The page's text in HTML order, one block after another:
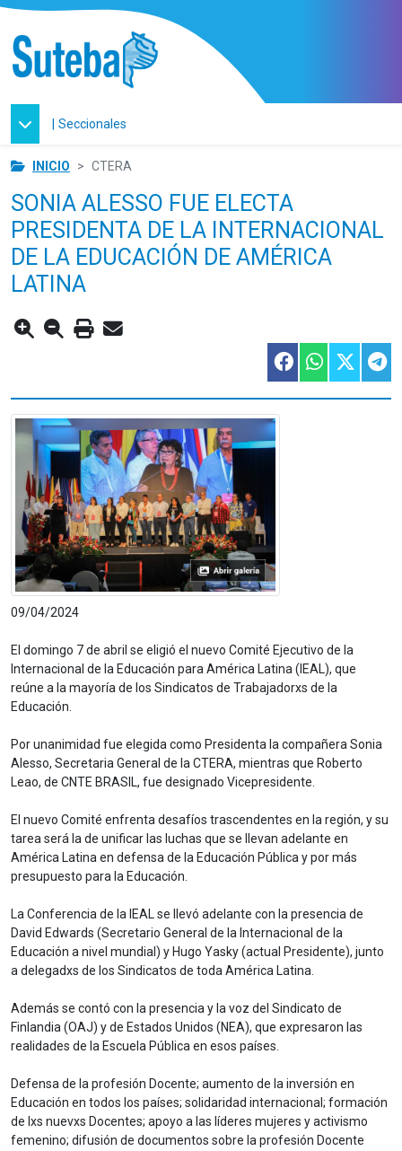
| Seccionales
INICIO CTERA
SONIA ALESSO FUE ELECTA
PRESIDENTA DE LA INTERNACIONAL
DE LA EDUCACIÓN DE AMÉRICA
LATINA
09/04/2024
El domingo 7 de abril se eligió el nuevo Comité Ejecutivo de la
Internacional de la Educación para América Latina (IEAL), que
reúne a la mayoría de los Sindicatos de Trabajadorxs de la
Educación.
Por unanimidad fue elegida como Presidenta la compañera Sonia
Alesso, Secretaria General de la CTERA, mientras que Roberto
Leao, de CNTE BRASIL, fue designado Vicepresidente.
El nuevo Comité enfrenta desafíos trascendentes en la región, y su
tarea será la de unificar las luchas que se llevan adelante en
América Latina en defensa de la Educación Pública y por más
presupuesto para la Educación.
La Conferencia de la IEAL se llevó adelante con la presencia de
David Edwards (Secretario General de la Internacional de la
Educación a nivel mundial) y Hugo Yasky (actual Presidente), junto
a delegadxs de los Sindicatos de toda América Latina.
Además se contó con la presencia y la voz del Sindicato de
Finlandia (OAJ) y de Estados Unidos (NEA), que expresaron las
realidades de la Escuela Pública en esos países.
Defensa de la profesión Docente; aumento de la inversión en
Educación en todos los países; solidaridad internacional; formación
de lxs nuevxs Docentes; apoyo a las líderes mujeres y activismo
femenino; difusión de documentos sobre la profesión Docente